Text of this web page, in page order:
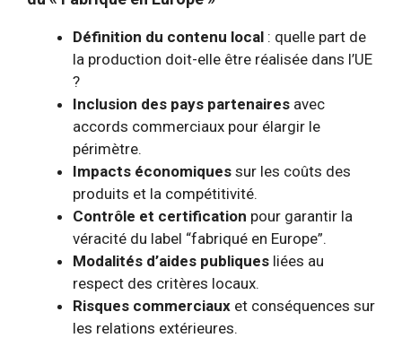
Définition du contenu local : quelle part de
la production doit-elle être réalisée dans l’UE
?
Inclusion des pays partenaires avec
accords commerciaux pour élargir le
périmètre.
Impacts économiques sur les coûts des
produits et la compétitivité.
Contrôle et certification pour garantir la
véracité du label “fabriqué en Europe”.
Modalités d’aides publiques liées au
respect des critères locaux.
Risques commerciaux et conséquences sur
les relations extérieures.